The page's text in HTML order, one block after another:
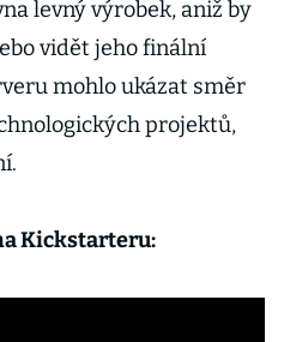
levný výrobek, aniž by
vidět jeho finální
mohlo ukázat směr
projektů,
Kickstarteru: